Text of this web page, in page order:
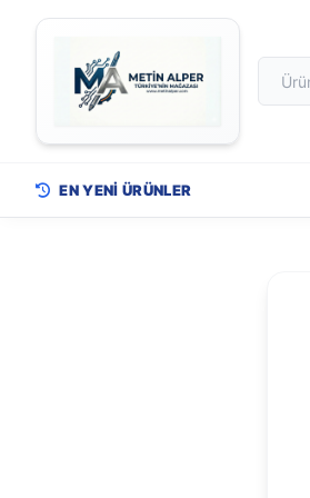
EN YENİ ÜRÜNLER